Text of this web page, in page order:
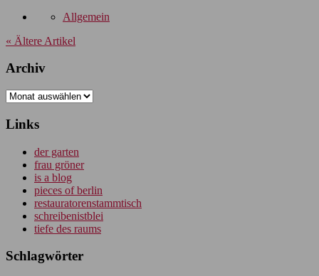
Allgemein
« Ältere Artikel
Archiv
Archiv
Links
der garten
frau gröner
is a blog
pieces of berlin
restauratorenstammtisch
schreibenistblei
tiefe des raums
Schlagwörter